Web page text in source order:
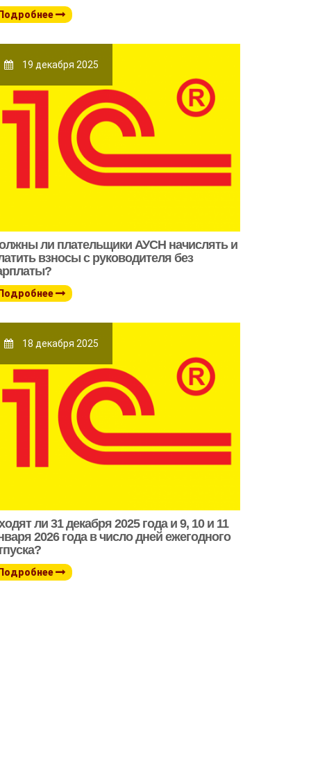
Подробнее
19 декабря 2025
ли плательщики АУСН начислять и
взносы с руководителя без
Подробнее
18 декабря 2025
ли 31 декабря 2025 года и 9, 10 и 11
2026 года в число дней ежегодного
Подробнее